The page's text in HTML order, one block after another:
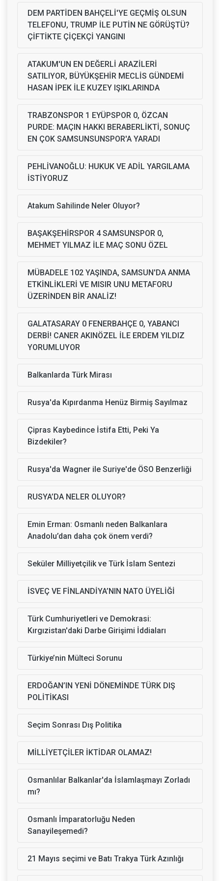
DEM PARTİDEN BAHÇELİ'YE GEÇMİŞ OLSUN
TELEFONU, TRUMP İLE PUTİN NE GÖRÜŞTÜ?
ÇİFTİKTE ÇİÇEKÇİ YANGINI
ATAKUM'UN EN DEĞERLİ ARAZİLERİ
SATILIYOR, BÜYÜKŞEHİR MECLİS GÜNDEMİ
HASAN İPEK İLE KUZEY IŞIKLARINDA
TRABZONSPOR 1 EYÜPSPOR 0, ÖZCAN
PURDE: MAÇIN HAKKI BERABERLİKTİ, SONUÇ
EN ÇOK SAMSUNSUNSPOR'A YARADI
PEHLİVANOĞLU: HUKUK VE ADİL YARGILAMA
İSTİYORUZ
Atakum Sahilinde Neler Oluyor?
BAŞAKŞEHİRSPOR 4 SAMSUNSPOR 0,
MEHMET YILMAZ İLE MAÇ SONU ÖZEL
MÜBADELE 102 YAŞINDA, SAMSUN'DA ANMA
ETKİNLİKLERİ VE MISIR UNU METAFORU
ÜZERİNDEN BİR ANALİZ!
GALATASARAY 0 FENERBAHÇE 0, YABANCI
DERBİ! CANER AKINÖZEL İLE ERDEM YILDIZ
YORUMLUYOR
Balkanlarda Türk Mirası
Rusya'da Kıpırdanma Henüz Birmiş Sayılmaz
Çipras Kaybedince İstifa Etti, Peki Ya
Bizdekiler?
Rusya'da Wagner ile Suriye'de ÖSO Benzerliği
RUSYA’DA NELER OLUYOR?
Emin Erman: Osmanlı neden Balkanlara
Anadolu’dan daha çok önem verdi?
Seküler Milliyetçilik ve Türk İslam Sentezi
İSVEÇ VE FİNLANDİYA’NIN NATO ÜYELİĞİ
Türk Cumhuriyetleri ve Demokrasi:
Kırgızistan'daki Darbe Girişimi İddiaları
Türkiye’nin Mülteci Sorunu
ERDOĞAN’IN YENİ DÖNEMİNDE TÜRK DIŞ
POLİTİKASI
Seçim Sonrası Dış Politika
MİLLİYETÇİLER İKTİDAR OLAMAZ!
Osmanlılar Balkanlar'da İslamlaşmayı Zorladı
mı?
Osmanlı İmparatorluğu Neden
Sanayileşemedi?
21 Mayıs seçimi ve Batı Trakya Türk Azınlığı